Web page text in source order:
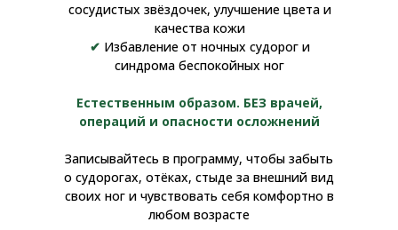
сосудистых звёздочек, улучшение цвета и
качества кожи
✔ Избавление от ночных судорог и
синдрома беспокойных ног
Естественным образом. БЕЗ врачей,
операций и опасности осложнений
Записывайтесь в программу, чтобы забыть
о судорогах, отёках, стыде за внешний вид
своих ног и чувствовать себя комфортно в
любом возрасте